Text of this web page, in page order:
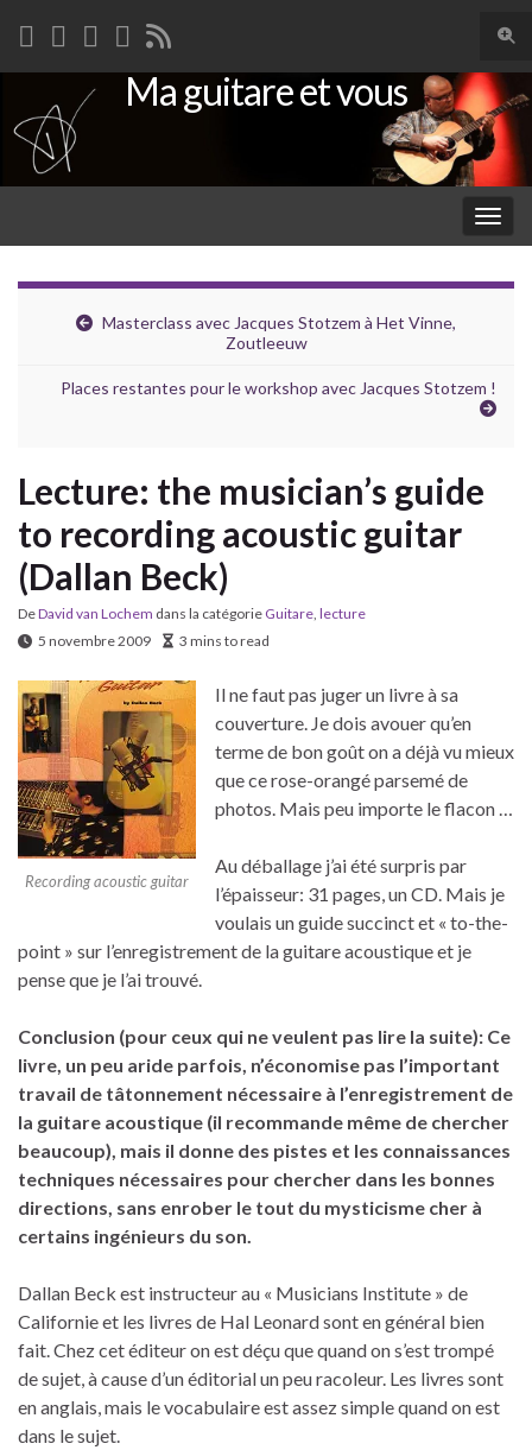
Search for:
Ma guitare et vous
Masterclass avec Jacques Stotzem à Het Vinne,
Zoutleeuw
Places restantes pour le workshop avec Jacques Stotzem !
Lecture: the musician’s guide
to recording acoustic guitar
(Dallan Beck)
DeDavid van Lochem dans la catégorie Guitare lecture
5 novembre 2009
3 mins to read
Recording acoustic guitar
Il ne faut pas juger un livre à sa
couverture. Je dois avouer qu’en
terme de bon goût on a déjà vu mieux
que ce rose-orangé parsemé de
photos. Mais peu importe le flacon …
Au déballage j’ai été surpris par
l’épaisseur: 31 pages, un CD. Mais je
voulais un guide succinct et « to-the-
point » sur l’enregistrement de la guitare acoustique et je
pense que je l’ai trouvé.
Conclusion (pour ceux qui ne veulent pas lire la suite): Ce
livre, un peu aride parfois, n’économise pas l’important
travail de tâtonnement nécessaire à l’enregistrement de
la guitare acoustique (il recommande même de chercher
beaucoup), mais il donne des pistes et les connaissances
techniques nécessaires pour chercher dans les bonnes
directions, sans enrober le tout du mysticisme cher à
certains ingénieurs du son.
Dallan Beck est instructeur au « Musicians Institute » de
Californie et les livres de Hal Leonard sont en général bien
fait. Chez cet éditeur on est déçu que quand on s’est trompé
de sujet, à cause d’un éditorial un peu racoleur. Les livres sont
en anglais, mais le vocabulaire est assez simple quand on est
dans le sujet.